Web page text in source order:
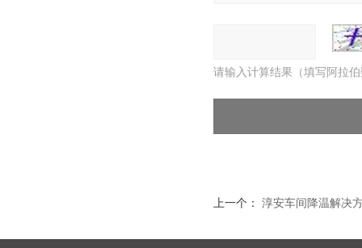
请输入计算结果（填写阿拉
上一个： 淳安车间降温解决